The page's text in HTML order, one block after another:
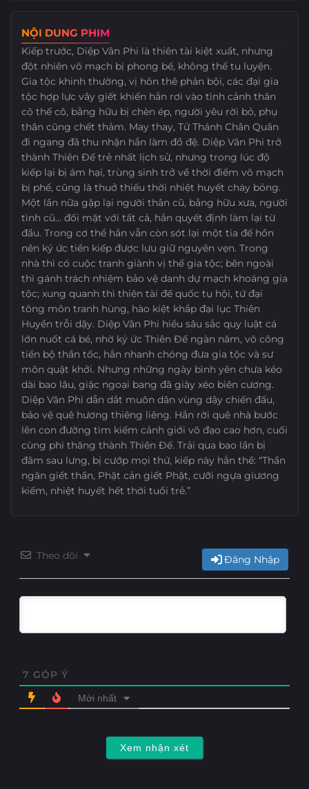
NỘI DUNG PHIM
Kiếp trước, Diệp Vân Phi là thiên tài kiệt xuất, nhưng
đột nhiên võ mạch bị phong bế, không thể tu luyện.
Gia tộc khinh thường, vị hôn thê phản bội, các đại gia
tộc hợp lực vây giết khiến hắn rơi vào tình cảnh thân
cô thế cô, bằng hữu bị chèn ép, người yêu rời bỏ, phụ
thân cũng chết thảm. May thay, Tử Thánh Chân Quân
đi ngang đã thu nhận hắn làm đồ đệ. Diệp Vân Phi trở
thành Thiên Đế trẻ nhất lịch sử, nhưng trong lúc độ
kiếp lại bị ám hại, trùng sinh trở về thời điểm võ mạch
bị phế, cũng là thuở thiếu thời nhiệt huyết cháy bỏng.
Một lần nữa gặp lại người thân cũ, bằng hữu xưa, người
tình cũ… đối mặt với tất cả, hắn quyết định làm lại từ
đầu. Trong cơ thể hắn vẫn còn sót lại một tia đế hồn
nên ký ức tiền kiếp được lưu giữ nguyên vẹn. Trong
nhà thì có cuộc tranh giành vị thế gia tộc; bên ngoài
thì gánh trách nhiệm bảo vệ danh dự mạch khoáng gia
tộc; xung quanh thì thiên tài đế quốc tụ hội, tứ đại
tông môn tranh hùng, hào kiệt khắp đại lục Thiên
Huyền trỗi dậy. Diệp Vân Phi hiểu sâu sắc quy luật cá
lớn nuốt cá bé, nhờ ký ức Thiên Đế ngàn năm, võ công
tiến bộ thần tốc, hắn nhanh chóng đưa gia tộc và sư
môn quật khởi. Nhưng những ngày bình yên chưa kéo
dài bao lâu, giặc ngoại bang đã giày xéo biên cương.
Diệp Vân Phi dẫn dắt muôn dân vùng dậy chiến đấu,
bảo vệ quê hương thiêng liêng. Hắn rời quê nhà bước
lên con đường tìm kiếm cảnh giới võ đạo cao hơn, cuối
cùng phi thăng thành Thiên Đế. Trải qua bao lần bị
đâm sau lưng, bị cướp mọi thứ, kiếp này hắn thề: “Thần
ngăn giết thần, Phật cản giết Phật, cưỡi ngựa giương
kiếm, nhiệt huyết hết thời tuổi trẻ.”
Theo dõi Đăng Nhập
7 GÓP Ý
Mới nhất
Xem nhận xét